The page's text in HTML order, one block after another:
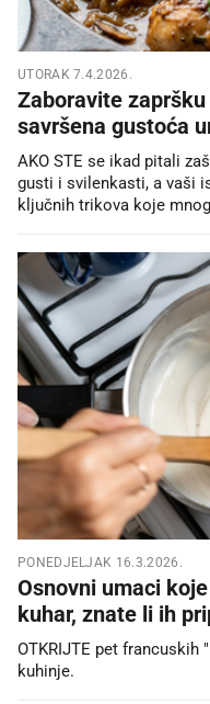
UTORAK 7.4.2026.
Zaboravite
savršena gustoća
AKO STE se ikad pitali
gusti i svilenkasti, a vaši
ključnih trikova koje
PONEDJELJAK 16.3.2026.
Osnovni umaci
kuhar, znate li ih
OTKRIJTE pet
kuhinje.